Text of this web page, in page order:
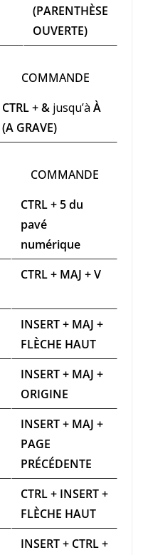
(PARENTHÈSE
OUVERTE)
COMMANDE
CTRL + & jusqu’à À
(A GRAVE)
COMMANDE
CTRL + 5 du
pavé
numérique
CTRL + MAJ + V
INSERT + MAJ +
FLÈCHE HAUT
INSERT + MAJ +
ORIGINE
INSERT + MAJ +
PAGE
PRÉCÉDENTE
CTRL + INSERT +
FLÈCHE HAUT
INSERT + CTRL +